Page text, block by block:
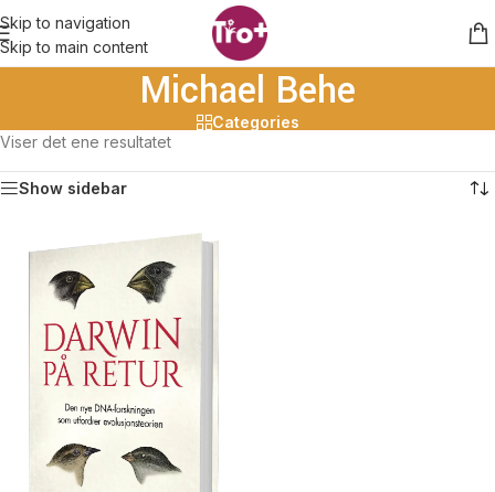
Skip to navigation
Skip to main content
Michael Behe
Categories
Viser det ene resultatet
Show sidebar